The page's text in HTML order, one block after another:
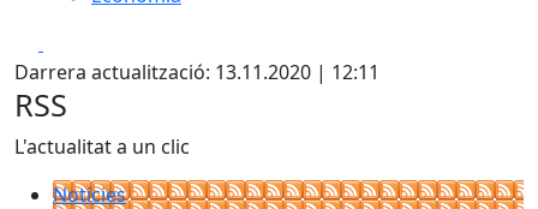
Darrera actualització: 13.11.2020 | 12:11
RSS
L'actualitat a un clic
Notícies